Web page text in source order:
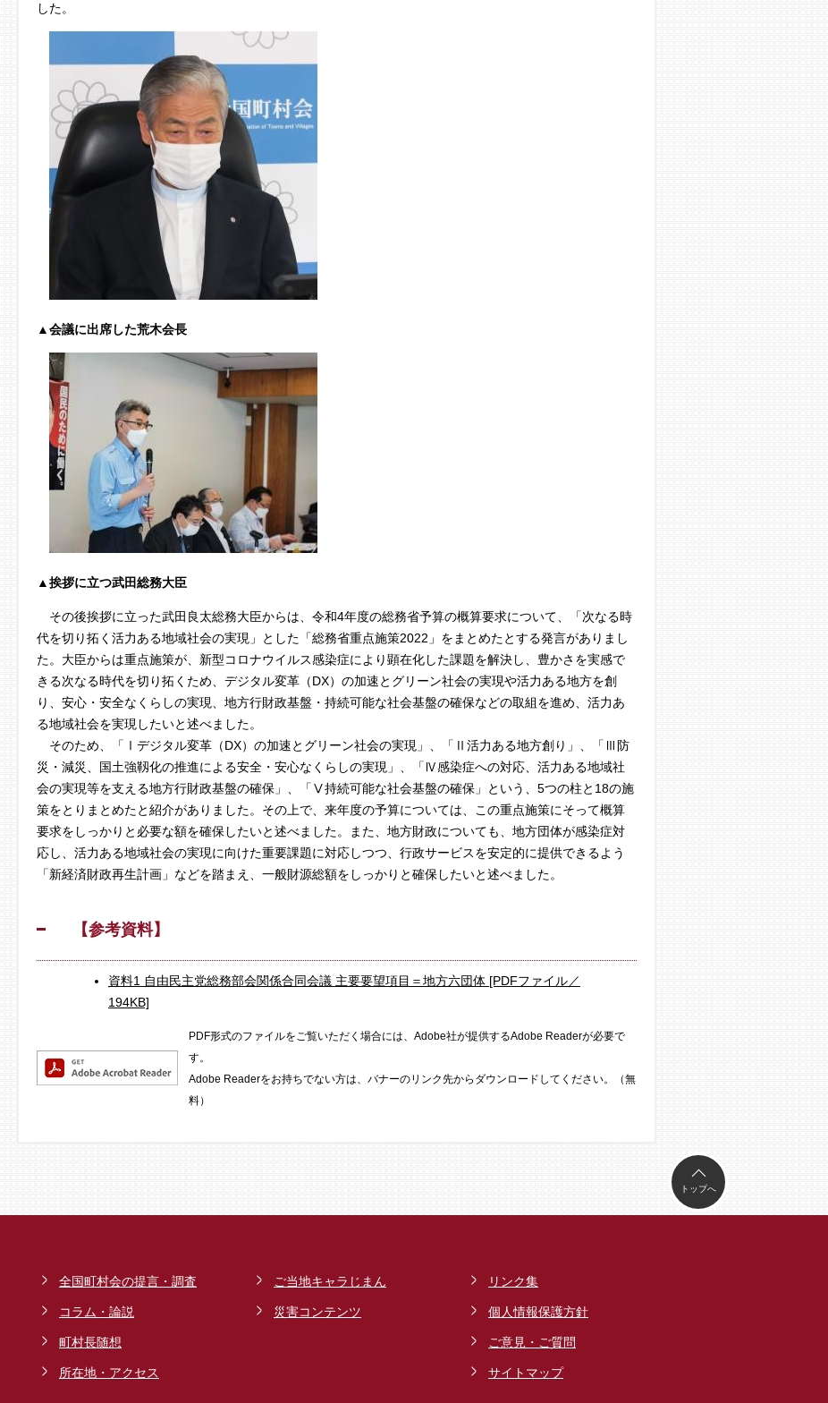
した。
▲会議に出席した荒木会長
▲挨拶に立つ武田総務大臣
その後挨拶に立った武田良太総務大臣からは、令和4年度の総務省予算の概算要求について、「次なる時
代を切り拓く活力ある地域社会の実現」とした「総務省重点施策2022」をまとめたとする発言がありまし
た。大臣からは重点施策が、新型コロナウイルス感染症により顕在化した課題を解決し、豊かさを実感で
きる次なる時代を切り拓くため、デジタル変革（DX）の加速とグリーン社会の実現や活力ある地方を創
り、安心・安全なくらしの実現、地方行財政基盤・持続可能な社会基盤の確保などの取組を進め、活力あ
る地域社会を実現したいと述べました。
そのため、「Ⅰデジタル変革（DX）の加速とグリーン社会の実現」、「Ⅱ活力ある地方創り」、「Ⅲ防
災・減災、国土強靱化の推進による安全・安心なくらしの実現」、「Ⅳ感染症への対応、活力ある地域社
会の実現等を支える地方行財政基盤の確保」、「Ⅴ持続可能な社会基盤の確保」という、5つの柱と18の施
策をとりまとめたと紹介がありました。その上で、来年度の予算については、この重点施策にそって概算
要求をしっかりと必要な額を確保したいと述べました。また、地方財政についても、地方団体が感染症対
応し、活力ある地域社会の実現に向けた重要課題に対応しつつ、行政サービスを安定的に提供できるよう
「新経済財政再生計画」などを踏まえ、一般財源総額をしっかりと確保したいと述べました。
【参考資料】
資料1 自由民主党総務部会関係合同会議 主要要望項目＝地方六団体 [PDFファイル／
194KB]
PDF形式のファイルをご覧いただく場合には、Adobe社が提供するAdobe Readerが必要で
す。
Adobe Readerをお持ちでない方は、バナーのリンク先からダウンロードしてください。（無
料）
トップへ
全国町村会の提言・調査
コラム・論説
町村長随想
所在地・アクセス
ご当地キャラじまん
災害コンテンツ
リンク集
個人情報保護方針
ご意見・ご質問
サイトマップ